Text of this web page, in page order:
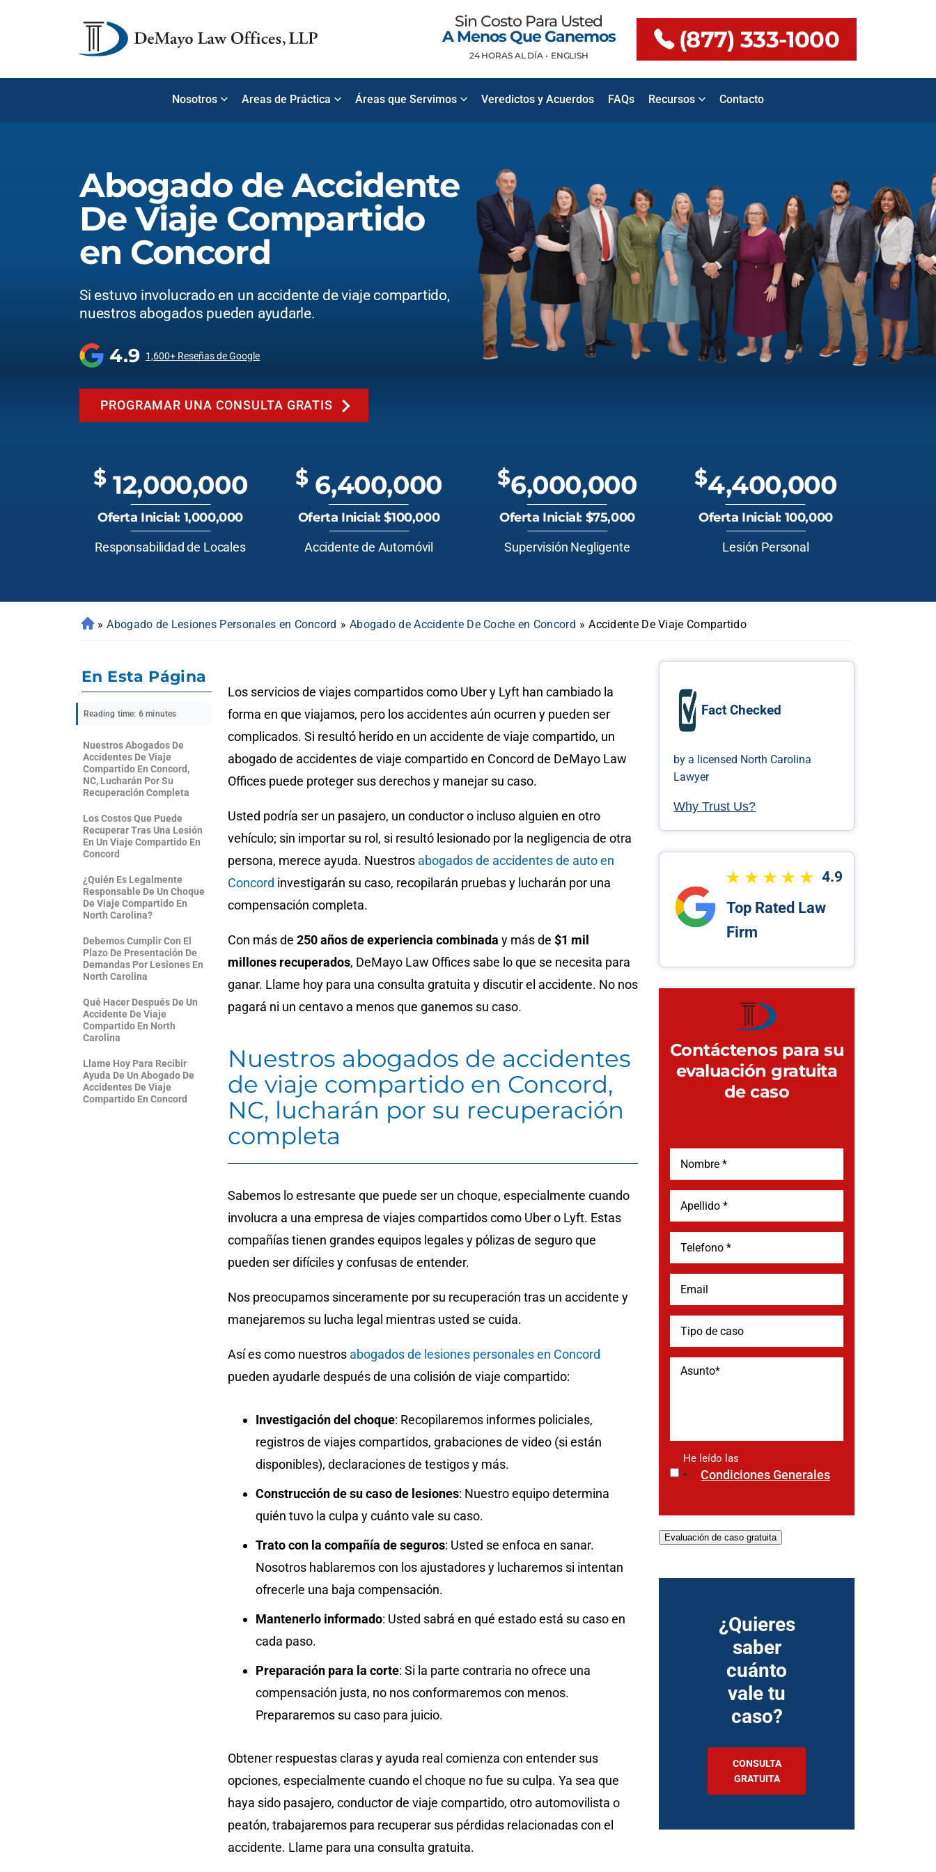
Sin Costo Para Usted
A Menos Que Ganemos
24 HORAS AL DÍA • ENGLISH
(877) 333-1000
Nosotros Areas de Práctica Áreas que Servimos Veredictos y Acuerdos FAQs Recursos Contacto
Abogado de Accidente
De Viaje Compartido
en Concord
Si estuvo involucrado en un accidente de viaje compartido,
nuestros abogados pueden ayudarle.
4.9 1,600+ Reseñas de Google
PROGRAMAR UNA CONSULTA GRATIS
$12,000,000
Oferta Inicial: 1,000,000
Responsabilidad de Locales
$6,400,000
Oferta Inicial: $100,000
Accidente de Automóvil
$6,000,000
Oferta Inicial: $75,000
Supervisión Negligente
$4,400,000
Oferta Inicial: 100,000
Lesión Personal
» Abogado de Lesiones Personales en Concord » Abogado de Accidente De Coche en Concord » Accidente De Viaje Compartido
En Esta Página
Reading time: 6 minutes
Nuestros Abogados De
Accidentes De Viaje
Compartido En Concord,
NC, Lucharán Por Su
Recuperación Completa
Los Costos Que Puede
Recuperar Tras Una Lesión
En Un Viaje Compartido En
Concord
¿Quién Es Legalmente
Responsable De Un Choque
De Viaje Compartido En
North Carolina?
Debemos Cumplir Con El
Plazo De Presentación De
Demandas Por Lesiones En
North Carolina
Qué Hacer Después De Un
Accidente De Viaje
Compartido En North
Carolina
Llame Hoy Para Recibir
Ayuda De Un Abogado De
Accidentes De Viaje
Compartido En Concord
Los servicios de viajes compartidos como Uber y Lyft han cambiado la
forma en que viajamos, pero los accidentes aún ocurren y pueden ser
complicados. Si resultó herido en un accidente de viaje compartido, un
abogado de accidentes de viaje compartido en Concord de DeMayo Law
Offices puede proteger sus derechos y manejar su caso.
Usted podría ser un pasajero, un conductor o incluso alguien en otro
vehículo; sin importar su rol, si resultó lesionado por la negligencia de otra
persona, merece ayuda. Nuestros abogados de accidentes de auto en
Concord investigarán su caso, recopilarán pruebas y lucharán por una
compensación completa.
Con más de 250 años de experiencia combinada y más de $1 mil
millones recuperados, DeMayo Law Offices sabe lo que se necesita para
ganar. Llame hoy para una consulta gratuita y discutir el accidente. No nos
pagará ni un centavo a menos que ganemos su caso.
Nuestros abogados de accidentes
de viaje compartido en Concord,
NC, lucharán por su recuperación
completa
Sabemos lo estresante que puede ser un choque, especialmente cuando
involucra a una empresa de viajes compartidos como Uber o Lyft. Estas
compañías tienen grandes equipos legales y pólizas de seguro que
pueden ser difíciles y confusas de entender.
Nos preocupamos sinceramente por su recuperación tras un accidente y
manejaremos su lucha legal mientras usted se cuida.
Así es como nuestros abogados de lesiones personales en Concord
pueden ayudarle después de una colisión de viaje compartido:
Investigación del choque: Recopilaremos informes policiales,
registros de viajes compartidos, grabaciones de video (si están
disponibles), declaraciones de testigos y más.
Construcción de su caso de lesiones: Nuestro equipo determina
quién tuvo la culpa y cuánto vale su caso.
Trato con la compañía de seguros: Usted se enfoca en sanar.
Nosotros hablaremos con los ajustadores y lucharemos si intentan
ofrecerle una baja compensación.
Mantenerlo informado: Usted sabrá en qué estado está su caso en
cada paso.
Preparación para la corte: Si la parte contraria no ofrece una
compensación justa, no nos conformaremos con menos.
Prepararemos su caso para juicio.
Obtener respuestas claras y ayuda real comienza con entender sus
opciones, especialmente cuando el choque no fue su culpa. Ya sea que
haya sido pasajero, conductor de viaje compartido, otro automovilista o
peatón, trabajaremos para recuperar sus pérdidas relacionadas con el
accidente. Llame para una consulta gratuita.
Fact Checked
by a licensed North Carolina
Lawyer
Why Trust Us?
4.9
Top Rated Law
Firm
Contáctenos para su
evaluación gratuita
de caso
He leído las
Condiciones Generales
Evaluación de caso gratuita
¿Quieres
saber
cuánto
vale tu
caso?
CONSULTA
GRATUITA